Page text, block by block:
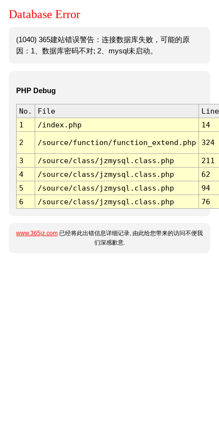
Database Error
(1040) 365建站错误警告：连接数据库失败，可能的原
因：1、数据库密码不对; 2、mysql未启动。
PHP Debug
No. File
Line
1
/index.php 14
2 /source/function/function_extend.php 324
3 /source/class/jzmysql.class.php
211
4
/source/class/jzmysql.class.php
62
5
/source/class/jzmysql.class.php
94
6
/source/class/jzmysql.class.php 76
www.365jz.com 已经将此出错信息详细记录, 由此给您带来的访问不便我
们深感歉意.